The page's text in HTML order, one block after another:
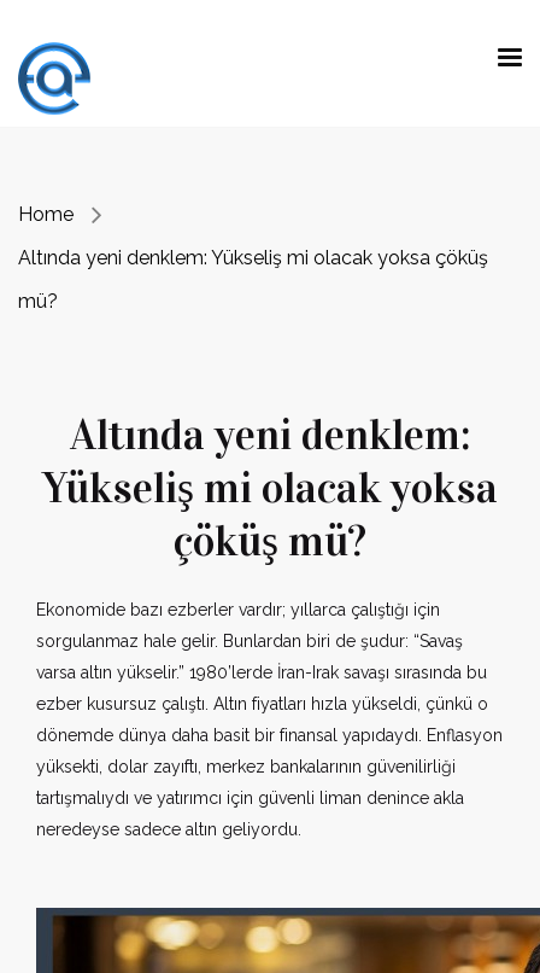
Home
Altında yeni denklem: Yükseliş mi olacak yoksa çöküş
mü?
Altında yeni denklem:
Yükseliş mi olacak yoksa
çöküş mü?
Ekonomide bazı ezberler vardır; yıllarca çalıştığı için
sorgulanmaz hale gelir. Bunlardan biri de şudur: “Savaş
varsa altın yükselir.” 1980’lerde İran-Irak savaşı sırasında bu
ezber kusursuz çalıştı. Altın fiyatları hızla yükseldi, çünkü o
dönemde dünya daha basit bir finansal yapıdaydı. Enflasyon
yüksekti, dolar zayıftı, merkez bankalarının güvenilirliği
tartışmalıydı ve yatırımcı için güvenli liman denince akla
neredeyse sadece altın geliyordu.